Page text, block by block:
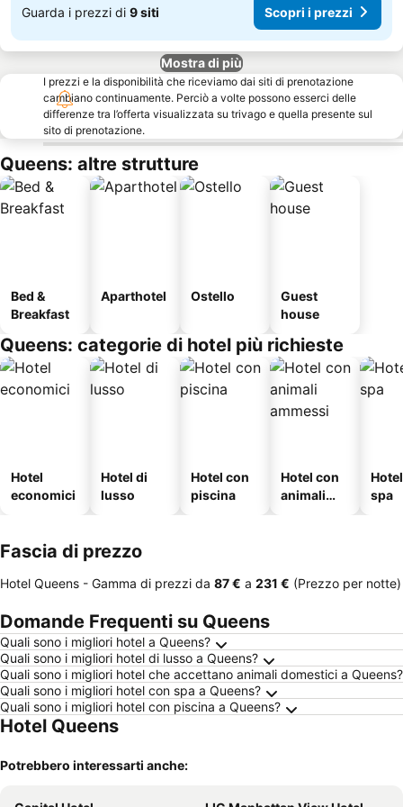
Guarda i prezzi di 9 siti Scopri i prezzi
Mostra di più
I prezzi e la disponibilità che riceviamo dai siti di prenotazione
cambiano continuamente. Perciò a volte possono esserci delle
differenze tra l’offerta visualizzata su trivago e quella presente sul
sito di prenotazione.
Queens: altre strutture
Bed &
Breakfast
Aparthotel Ostello
Guest
house
Queens: categorie di hotel più richieste
Hotel
economici
Hotel di
lusso
Hotel con
piscina
Hotel con
animali
spa
Fascia di prezzo
Hotel Queens - Gamma di prezzi da ‎87 € a ‎231 € (Prezzo per notte)
Domande Frequenti su Queens
Quali sono i migliori hotel a Queens?
Quali sono i migliori hotel di lusso a Queens?
Quali sono i migliori hotel che accettano animali domestici a Queens?
Quali sono i migliori hotel con spa a Queens?
Quali sono i migliori hotel con piscina a Queens?
Hotel Queens
Potrebbero interessarti anche: